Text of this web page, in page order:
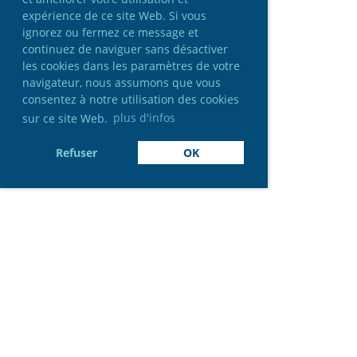
expérience de ce site Web. Si vous
ignorez ou fermez ce message et
continuez de naviguer sans désactiver
les cookies dans les paramètres de votre
navigateur, nous assumons que vous
consentez à notre utilisation des cookies
sur ce site Web. plus d'infos
Refuser OK